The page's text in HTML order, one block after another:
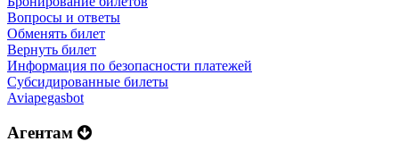
Вопросы и ответы
Обменять билет
Вернуть билет
Информация по безопасности платежей
Субсидированные билеты
Aviapegasbot
Агентам